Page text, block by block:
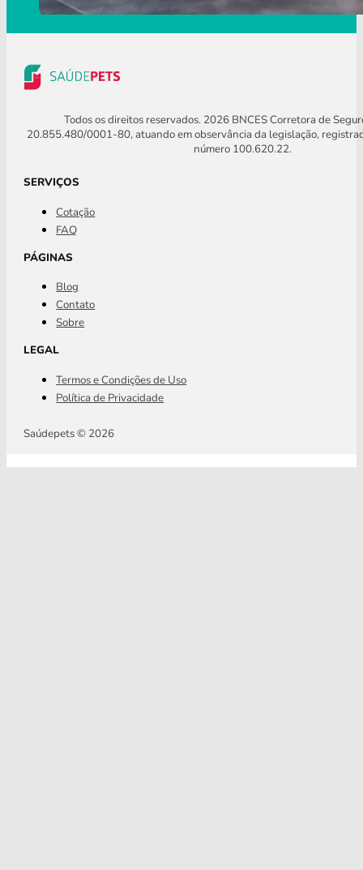
Todos os direitos reservados. 2026 BNCES Corretora de
20.855.480/0001-80, atuando em observância da legislação,
número 100.620.22.
SERVIÇOS
Cotação
FAQ
PÁGINAS
Blog
Contato
Sobre
LEGAL
Termos e Condições de Uso
Política de Privacidade
Saúdepets © 2026